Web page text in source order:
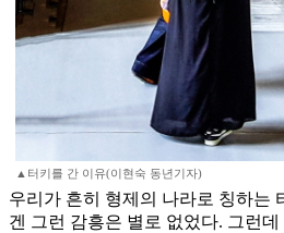
▲터키를 간 이유(이현숙 동년기자)
우리가 흔히 형제의 나라로 칭하는
겐 그런 감흥은 별로 없었다. 그런